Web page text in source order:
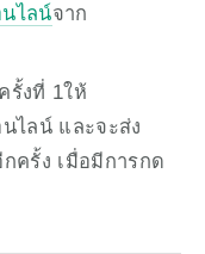
ไลน์จาก
รั้งที่ 1ให้
ไลน์ และจะส่ง
ครั้ง เมื่อมีการกด